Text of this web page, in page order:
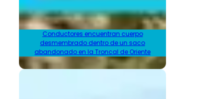
Conductores encuentran cuerpo
desmembrado dentro de un saco
abandonado en la Troncal de Oriente